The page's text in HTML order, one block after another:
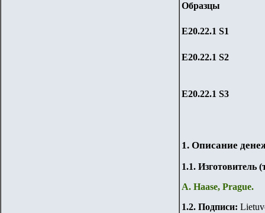
Образцы
Е20.22.1 S1
Е20.22.1 S2
Е20.22.1 S3
1. Описание
1.1. Изготовитель
A. Haase, Prague.
1.2. Подписи: